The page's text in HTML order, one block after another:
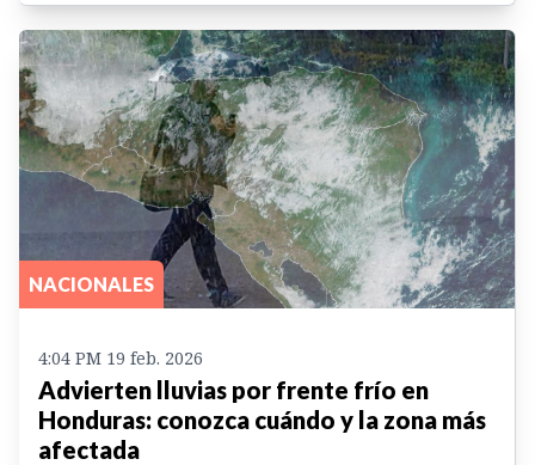
NACIONALES
4:04 PM 19 feb. 2026
Advierten lluvias por frente frío en
Honduras: conozca cuándo y la zona más
afectada